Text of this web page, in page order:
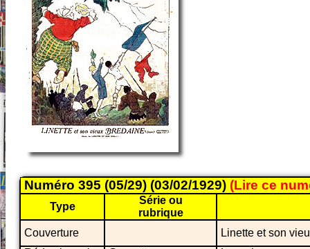
Numéro 395 (05/29) (03/02/1929) (Lire ce
Type
Série ou
rubrique
Couverture
Linette et son